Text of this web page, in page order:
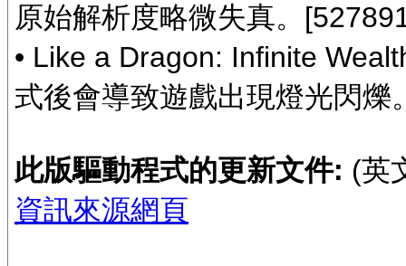
原始解析度略微失真。
• Like a Dragon: Infinite
式後會導致遊戲出現燈光閃爍
此版驅動程式的更新文件: (英
資訊來源網頁